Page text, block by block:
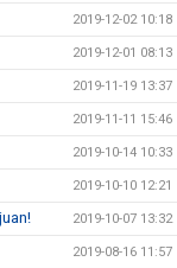
2019-12-02 10:18
2019-12-01 08:13
2019-11-19 13:37
2019-11-11 15:46
2019-10-14 10:33
2019-10-10 12:21
2019-10-07 13:32
2019-08-16 11:57